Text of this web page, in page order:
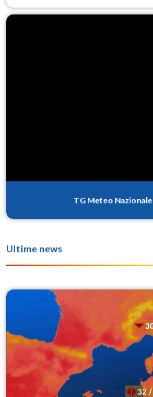
TG Meteo Nazionale
Ultime news